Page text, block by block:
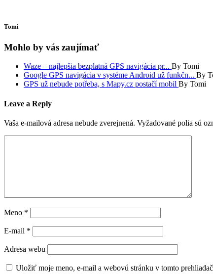
Tomi
Mohlo by vás zaujímať
Waze – najlepšia bezplatná GPS navigácia pr... By Tomi
Google GPS navigácia v systéme Android už funkčn... By
GPS už nebude potřeba, s Mapy.cz postačí mobil By Tomi
Leave a Reply
Vaša e-mailová adresa nebude zverejnená. Vyžadované polia sú
Meno *
E-mail *
Adresa webu
Uložiť moje meno, e-mail a webovú stránku v tomto